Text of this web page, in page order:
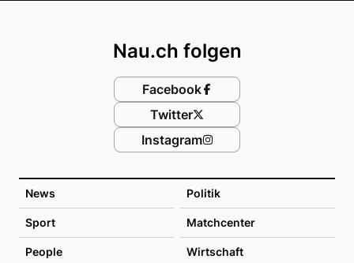
News Politik
Sport Matchcenter
People Wirtschaft
Nau.ch folgen
Facebook
Twitter
Instagram